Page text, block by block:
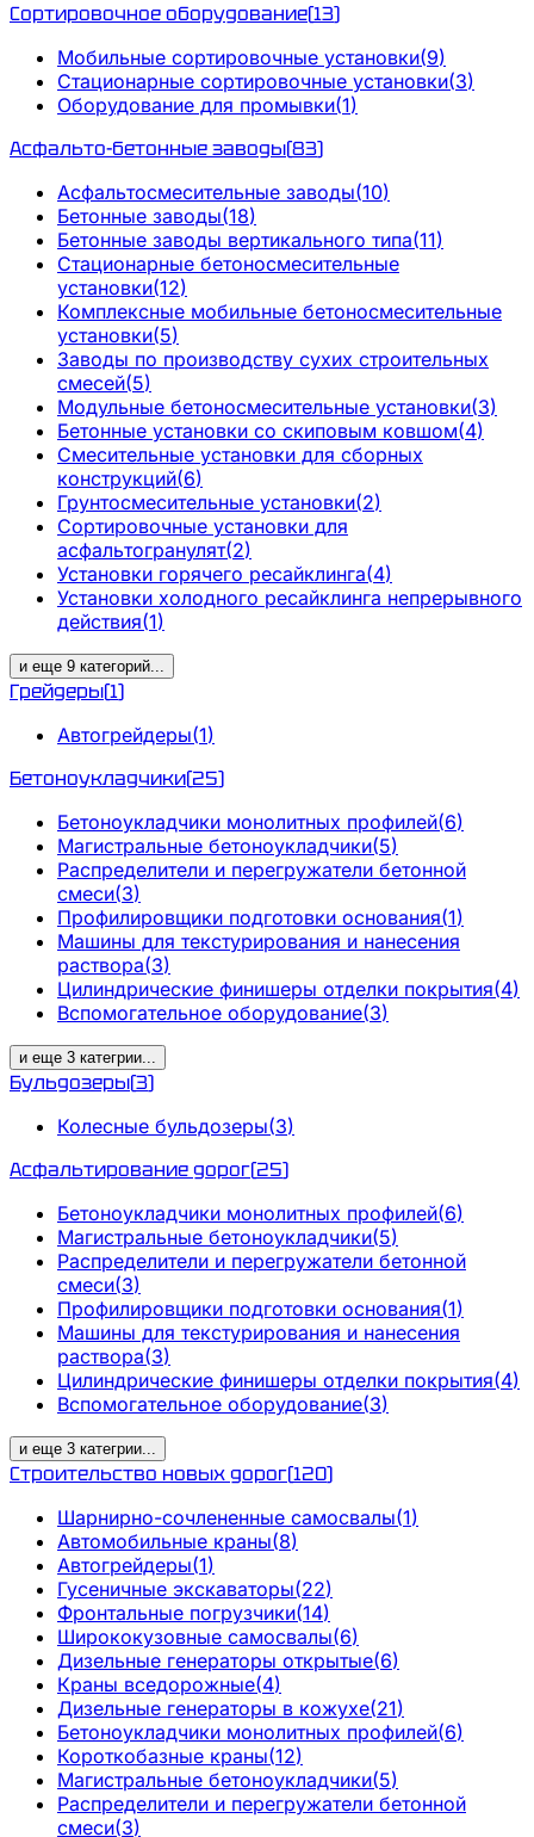
Сортировочное оборудование(13)
Мобильные сортировочные установки(9)
Стационарные сортировочные установки(3)
Оборудование для промывки(1)
Асфальто-бетонные заводы(83)
Асфальтосмесительные заводы(10)
Бетонные заводы(18)
Бетонные заводы вертикального типа(11)
Стационарные бетоносмесительные
установки(12)
Комплексные мобильные бетоносмесительные
установки(5)
Заводы по производству сухих строительных
смесей(5)
Модульные бетоносмесительные установки(3)
Бетонные установки со скиповым ковшом(4)
Смесительные установки для сборных
конструкций(6)
Грунтосмесительные установки(2)
Сортировочные установки для
асфальтогранулят(2)
Установки горячего ресайклинга(4)
Установки холодного ресайклинга непрерывного
действия(1)
и еще 9 категорий...
Грейдеры(1)
Автогрейдеры(1)
Бетоноукладчики(25)
Бетоноукладчики монолитных профилей(6)
Магистральные бетоноукладчики(5)
Распределители и перегружатели бетонной
смеси(3)
Профилировщики подготовки основания(1)
Машины для текстурирования и нанесения
раствора(3)
Цилиндрические финишеры отделки покрытия(4)
Вспомогательное оборудование(3)
и еще 3 категрии...
Бульдозеры(3)
Колесные бульдозеры(3)
Асфальтирование дорог(25)
Бетоноукладчики монолитных профилей(6)
Магистральные бетоноукладчики(5)
Распределители и перегружатели бетонной
смеси(3)
Профилировщики подготовки основания(1)
Машины для текстурирования и нанесения
раствора(3)
Цилиндрические финишеры отделки покрытия(4)
Вспомогательное оборудование(3)
и еще 3 категрии...
Строительство новых дорог(120)
Шарнирно-сочлененные самосвалы(1)
Автомобильные краны(8)
Автогрейдеры(1)
Гусеничные экскаваторы(22)
Фронтальные погрузчики(14)
Ширококузовные самосвалы(6)
Дизельные генераторы открытые(6)
Краны вседорожные(4)
Дизельные генераторы в кожухе(21)
Бетоноукладчики монолитных профилей(6)
Короткобазные краны(12)
Магистральные бетоноукладчики(5)
Распределители и перегружатели бетонной
смеси(3)